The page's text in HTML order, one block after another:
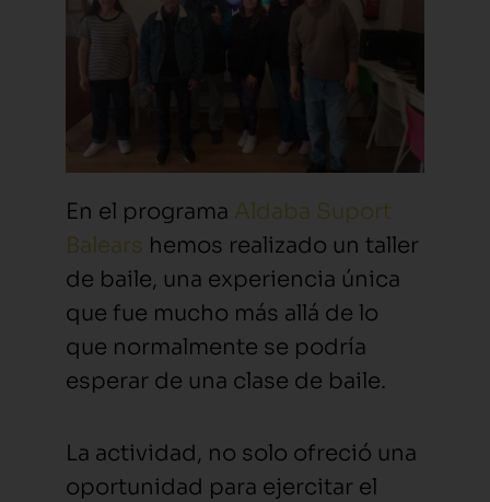
En el programa Aldaba Suport
Balears hemos realizado un taller
de baile, una experiencia única
que fue mucho más allá de lo
que normalmente se podría
esperar de una clase de baile.
La actividad, no solo ofreció una
oportunidad para ejercitar el